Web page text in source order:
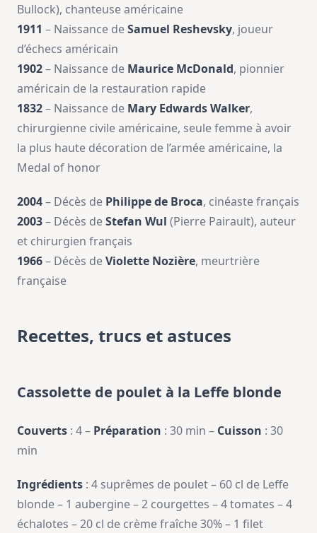
Bullock), chanteuse américaine
1911 – Naissance deSamuel Reshevsky, joueur
d’échecs américain
1902– Naissance de Maurice McDonald, pionnier
américain de la restauration rapide
1832– Naissance de Mary Edwards Walker,
chirurgienne civile américaine, seule femme à avoir
la plus haute décoration de l’armée américaine, la
Medal of honor
2004– Décès de Philippe de Broca, cinéaste français
2003– Décès deStefan Wul (Pierre Pairault), auteur
et chirurgien français
1966– Décès deViolette Nozière, meurtrière
française
Recettes, trucs et astuces
Cassolette de poulet à la Leffe blonde
Couverts : 4 – Préparation : 30 min – Cuisson : 30
min
Ingrédients : 4 suprêmes de poulet – 60 cl de Leffe
blonde – 1 aubergine – 2 courgettes – 4 tomates – 4
échalotes – 20 cl de crème fraîche 30% – 1 filet